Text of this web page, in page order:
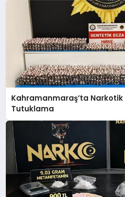
Kahramanmaraş’ta Narkotik
Tutuklama